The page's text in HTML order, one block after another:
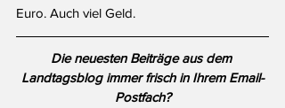
Euro. Auch viel Geld.
Die neuesten Beiträge aus dem
Landtagsblog immer frisch in Ihrem Email-
Postfach?